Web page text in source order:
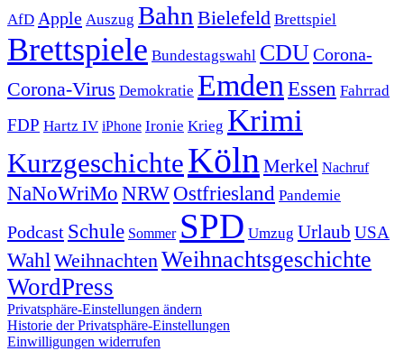
AfD Apple Auszug Bahn Bielefeld Brettspiel
Brettspiele Bundestagswahl CDUCorona-
Corona-Virus Demokratie Emden Essen Fahrrad
FDP Hartz IV iPhone Ironie Krieg Krimi
KurzgeschichteKölnMerkel Nachruf
NaNoWriMo NRWOstfriesland Pandemie
Podcast Schule Sommer SPD Umzug Urlaub USA
WahlWeihnachtenWeihnachtsgeschichte
WordPress
Privatsphäre-Einstellungen ändern
Historie der Privatsphäre-Einstellungen
Einwilligungen widerrufen